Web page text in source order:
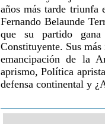
años más tarde triunfa
Fernando Belaunde
que su partido
Constituyente. Sus
emancipación de la
aprismo, Política
defensa continental y